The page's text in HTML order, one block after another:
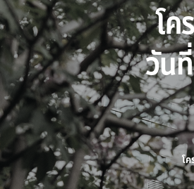
โ
วัน
โ